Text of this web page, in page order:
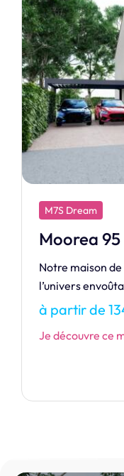
M7S Design
Life
LIFE, une
rythme de vie
à partir de
Je découvre ce